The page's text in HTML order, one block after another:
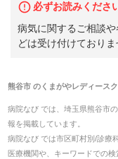
必ずお読みくださ
病気に関するご相談
どは受け付けておりま
熊谷市のくまがやレディース
病院なび では、 埼玉県熊谷市の
報を掲載しています。
病院なび では市区町村別/診療
医療機関や、キーワードでの検